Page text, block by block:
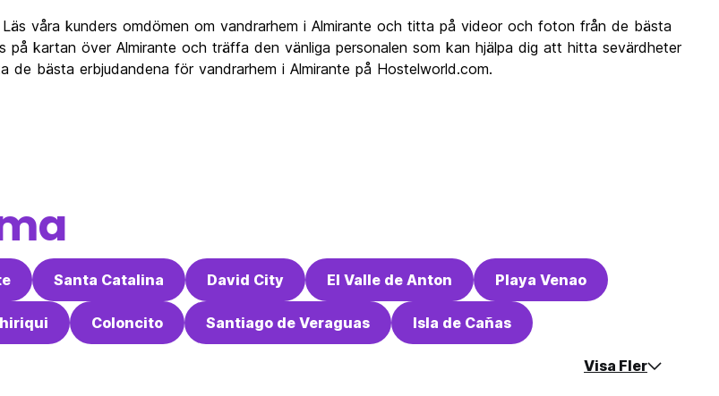
våra kunders omdömen om vandrarhem i Almirante och titta på videor och foton från de bästa
på kartan över Almirante och träffa den vänliga personalen som kan hjälpa dig att hitta sevärdheter
bästa erbjudandena för vandrarhem i Almirante på Hostelworld.com.
Santa Catalina David City El Valle de Anton Playa Venao
Coloncito Santiago de Veraguas Isla de Cañas
Visa Fler